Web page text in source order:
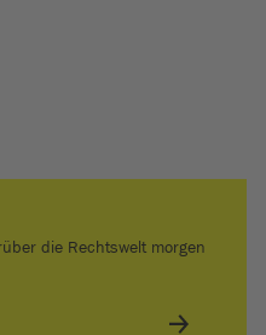
die Rechtswelt morgen